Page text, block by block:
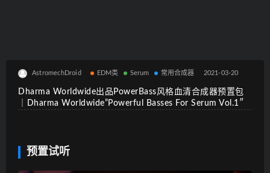
AstromechDroid EDM类 Serum 常用合成器 2021-03-20
Dharma Worldwide出品PowerBass风格血清合成器预置包
｜Dharma Worldwide”Powerful Basses For Serum Vol.1″
预置试听